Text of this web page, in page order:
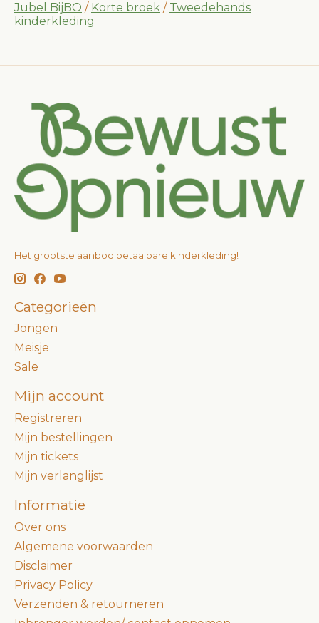
Jubel BijBO / Korte broek / Tweedehands
kinderkleding
Het grootste aanbod betaalbare kinderkleding!
Categorieën
Jongen
Meisje
Sale
Mijn account
Registreren
Mijn bestellingen
Mijn tickets
Mijn verlanglijst
Informatie
Over ons
Algemene voorwaarden
Disclaimer
Privacy Policy
Verzenden & retourneren